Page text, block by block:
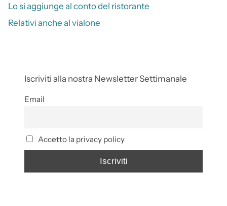
Lo si aggiunge al conto del ristorante
Relativi anche al vialone
Iscriviti alla nostra Newsletter Settimanale
Email
Accetto la privacy policy